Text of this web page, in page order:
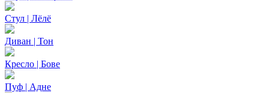
Стул | Лёлё
Диван | Тон
Кресло | Бове
Пуф | Адне